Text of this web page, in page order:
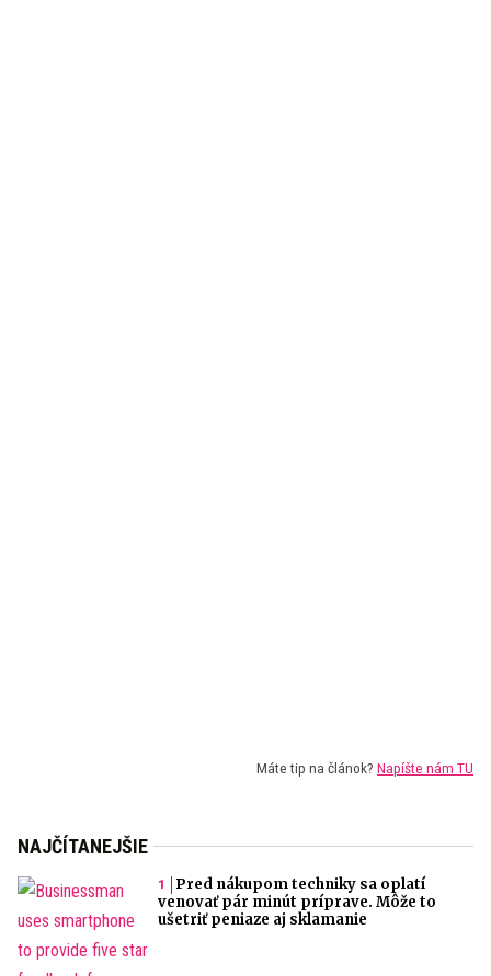
Máte tip na článok? Napíšte nám TU
NAJČÍTANEJŠIE
Pred nákupom techniky sa oplatí
venovať pár minút príprave. Môže to
ušetriť peniaze aj sklamanie